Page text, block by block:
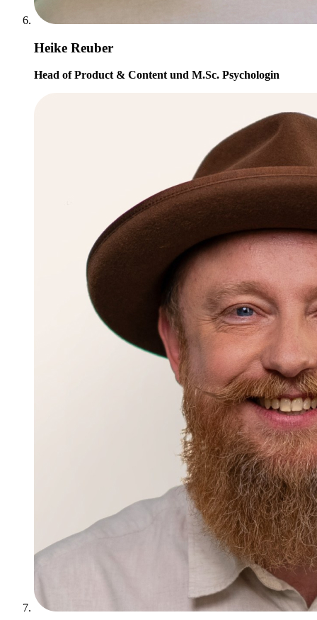
Heike Reuber
Head of Product & Content und M.Sc. Psychologin